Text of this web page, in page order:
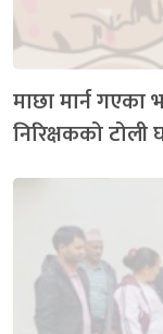
माछा मार्न गएका
निरिक्षकको टोली